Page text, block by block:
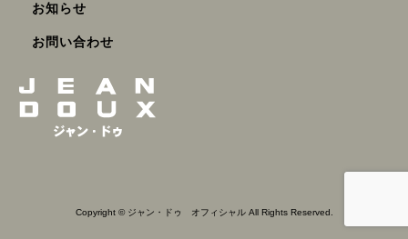
お知らせ
お問い合わせ
Copyright © ジャン・ドゥ オフィシャル All Rights Reserved.